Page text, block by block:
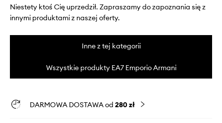
Niestety ktoś Cię uprzedził. Zapraszamy do zapoznania się z
innymi produktami z naszej oferty.
Inne z tej kategorii
Wszystkie produkty EA7 Emporio Armani
DARMOWA DOSTAWA od 280 zł